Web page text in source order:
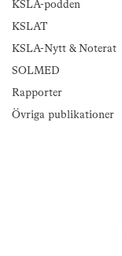
KSLA-podden
KSLAT
KSLA-Nytt & Noterat
SOLMED
Rapporter
Övriga publikationer